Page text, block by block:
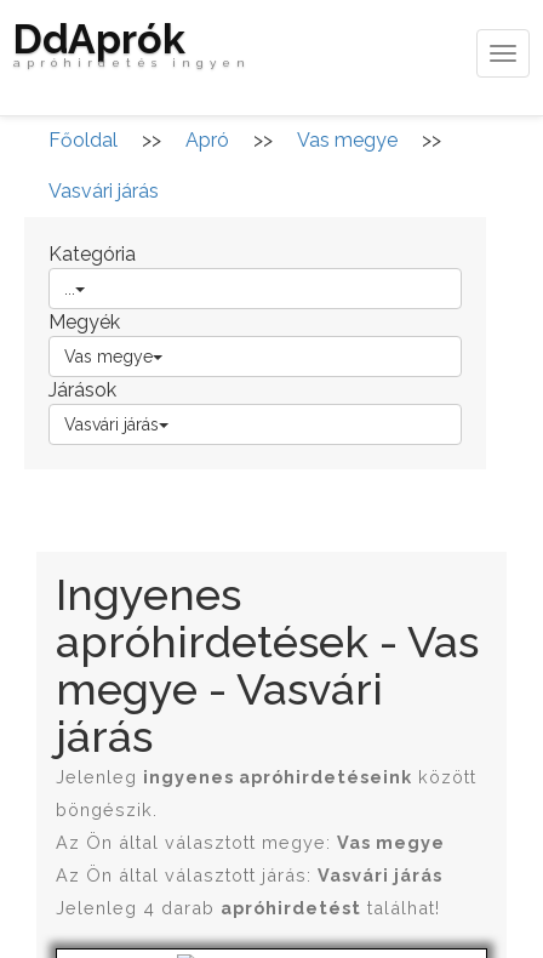
DdAprók
apróhirdetés ingyen
Főoldal >> Apró >> Vas megye >>
Vasvári járás
Kategória
Megyék
Vas megye
Járások
Vasvári járás
Ingyenes
apróhirdetések - Vas
megye - Vasvári
járás
Jelenleg ingyenes apróhirdetéseink között
böngészik.
Az Ön által választott megye: Vas megye
Az Ön által választott járás: Vasvári járás
Jelenleg 4 darab apróhirdetést találhat!